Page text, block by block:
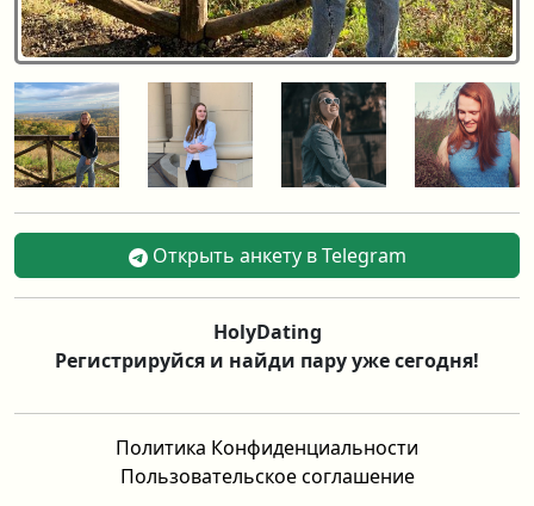
Открыть анкету в Telegram
Политика Конфиденциальности
Пользовательское соглашение
HolyDating
Регистрируйся и найди пару уже сегодня!